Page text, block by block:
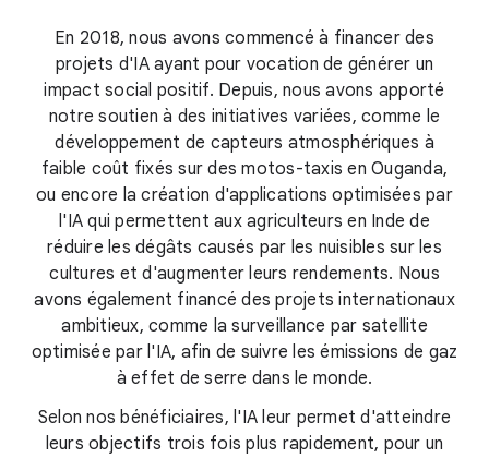
En 2018, nous avons commencé à financer des
projets d'IA ayant pour vocation de générer un
impact social positif. Depuis, nous avons apporté
notre soutien à des initiatives variées, comme le
développement de capteurs atmosphériques à
faible coût fixés sur des motos-taxis en Ouganda,
ou encore la création d'applications optimisées par
l'IA qui permettent aux agriculteurs en Inde de
réduire les dégâts causés par les nuisibles sur les
cultures et d'augmenter leurs rendements. Nous
avons également financé des projets internationaux
ambitieux, comme la surveillance par satellite
optimisée par l'IA, afin de suivre les émissions de gaz
à effet de serre dans le monde.
Selon nos bénéficiaires, l'IA leur permet d'atteindre
leurs objectifs trois fois plus rapidement, pour un